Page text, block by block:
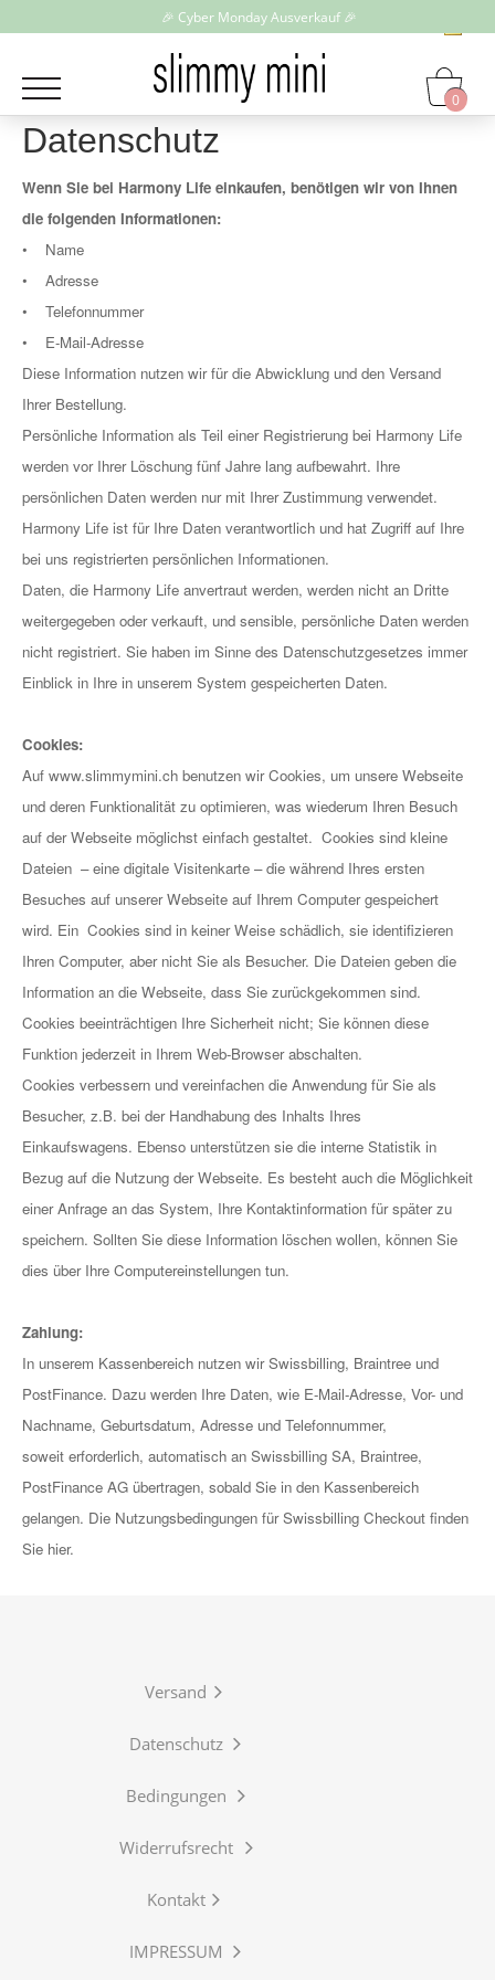
🎉 Cyber Monday Ausverkauf 🎉
0
Datenschutz
Wenn Sie bei Harmony Life einkaufen, benötigen wir von Ihnen
die folgenden Informationen:
• Name
• Adresse
• Telefonnummer
• E-Mail-Adresse
Diese Information nutzen wir für die Abwicklung und den Versand
Ihrer Bestellung.
Persönliche Information als Teil einer Registrierung bei Harmony Life
werden vor Ihrer Löschung fünf Jahre lang aufbewahrt. Ihre
persönlichen Daten werden nur mit Ihrer Zustimmung verwendet.
Harmony Life ist für Ihre Daten verantwortlich und hat Zugriff auf Ihre
bei uns registrierten persönlichen Informationen.
Daten, die Harmony Life anvertraut werden, werden nicht an Dritte
weitergegeben oder verkauft, und sensible, persönliche Daten werden
nicht registriert. Sie haben im Sinne des Datenschutzgesetzes immer
Einblick in Ihre in unserem System gespeicherten Daten.
Cookies:
Auf www.slimmymini.ch benutzen wir Cookies, um unsere Webseite
und deren Funktionalität zu optimieren, was wiederum Ihren Besuch
auf der Webseite möglichst einfach gestaltet. Cookies sind kleine
Dateien – eine digitale Visitenkarte – die während Ihres ersten
Besuches auf unserer Webseite auf Ihrem Computer gespeichert
wird. Ein Cookies sind in keiner Weise schädlich, sie identifizieren
Ihren Computer, aber nicht Sie als Besucher. Die Dateien geben die
Information an die Webseite, dass Sie zurückgekommen sind.
Cookies beeinträchtigen Ihre Sicherheit nicht; Sie können diese
Funktion jederzeit in Ihrem Web-Browser abschalten.
Cookies verbessern und vereinfachen die Anwendung für Sie als
Besucher, z.B. bei der Handhabung des Inhalts Ihres
Einkaufswagens. Ebenso unterstützen sie die interne Statistik in
Bezug auf die Nutzung der Webseite. Es besteht auch die Möglichkeit
einer Anfrage an das System, Ihre Kontaktinformation für später zu
speichern. Sollten Sie diese Information löschen wollen, können Sie
dies über Ihre Computereinstellungen tun.
Zahlung:
In unserem Kassenbereich nutzen wir Swissbilling, Braintree und
PostFinance. Dazu werden Ihre Daten, wie E-Mail-Adresse, Vor- und
Nachname, Geburtsdatum, Adresse und Telefonnummer,
soweit erforderlich, automatisch an Swissbilling SA, Braintree,
PostFinance AG übertragen, sobald Sie in den Kassenbereich
gelangen. Die Nutzungsbedingungen für Swissbilling Checkout finden
Sie hier.
Versand
Datenschutz
Bedingungen
Widerrufsrecht
Kontakt
IMPRESSUM